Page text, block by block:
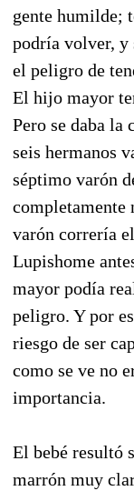
gente humilde;
podría volver,
el peligro de
El hijo mayor
Pero se daba la
seis hermanos
séptimo varón
completamente
varón correría
Lupishome
mayor podía
peligro. Y por
riesgo de ser
como se ve no
importancia.
El bebé resultó
marrón muy